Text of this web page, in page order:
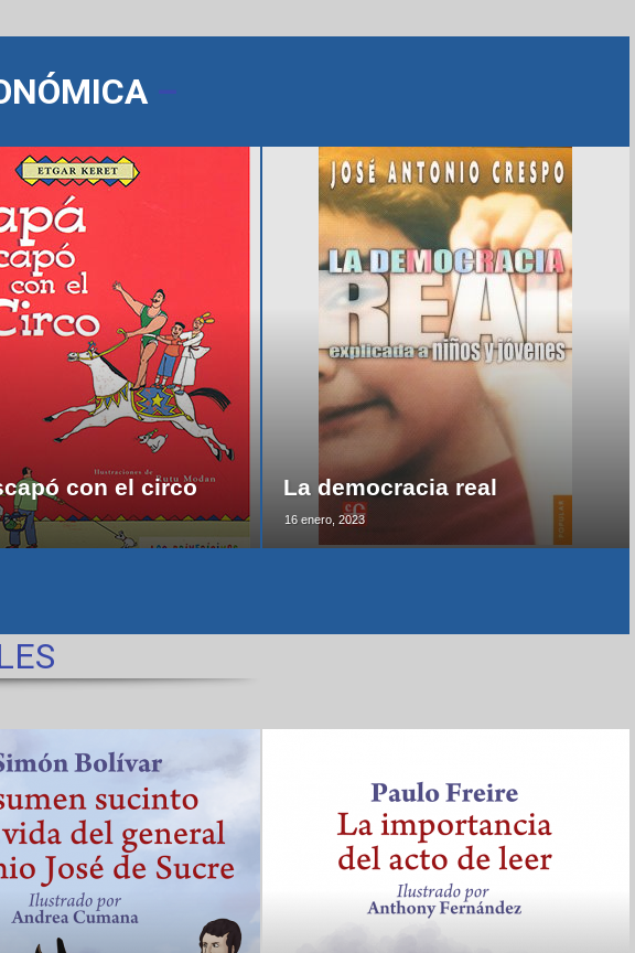
con el circo La democracia real
16 enero, 2023